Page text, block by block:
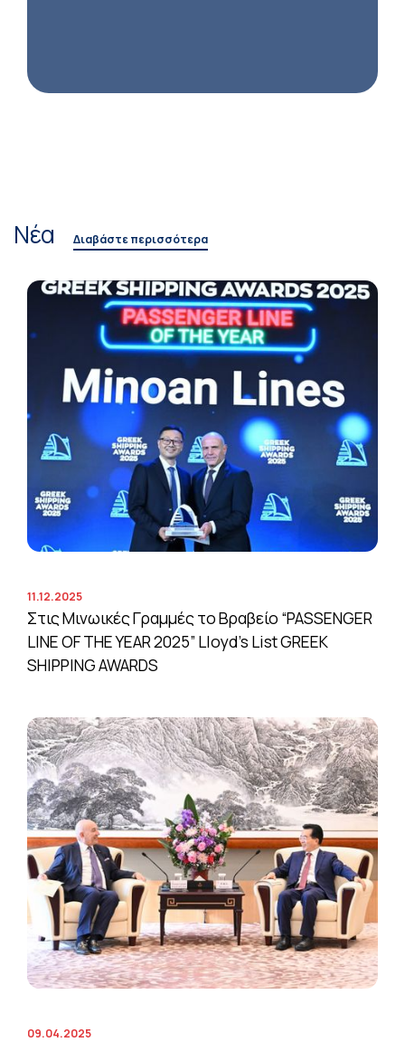
Νέα Διαβάστε περισσότερα
11.12.2025
Στις Μινωικές Γραμμές το Βραβείο “PASSENGER
LINE OF THE YEAR 2025” Lloyd’s List GREEK
SHIPPING AWARDS
09.04.2025